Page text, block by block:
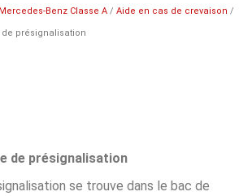
Benz Classe A/ Aide en cas de crevaison /
présignalisation
de présignalisation
se trouve dans le bac de